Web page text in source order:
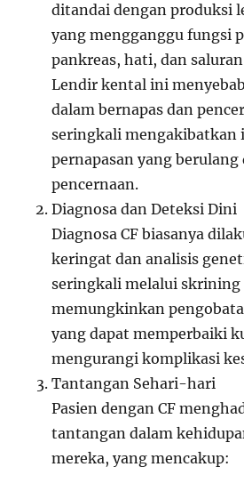
ditandai dengan produksi
yang mengganggu fungsi
pankreas, hati, dan
Lendir kental ini
dalam bernapas dan
seringkali mengakibatkan
pernapasan yang berulang
pencernaan.
Diagnosa dan Deteksi Dini
Diagnosa CF biasanya
keringat dan analisis
seringkali melalui skrining
memungkinkan
yang dapat memperbaiki
mengurangi komplikasi
Tantangan Sehari-hari
Pasien dengan CF
tantangan dalam
mereka, yang mencakup: